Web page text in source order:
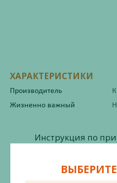
ХАРАКТЕРИСТИКИ
Производитель
Жизненно важный
Инструкция по
Состав